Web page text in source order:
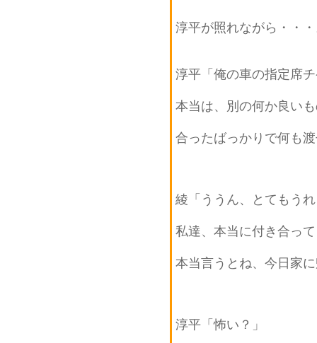
淳平が照れながら・・
淳平「俺の車の指定席
本当は、別の何か良い
合ったばっかりで何も
綾「ううん、とてもう
私達、本当に付き合っ
本当言うとね、今日家
淳平「怖い？」